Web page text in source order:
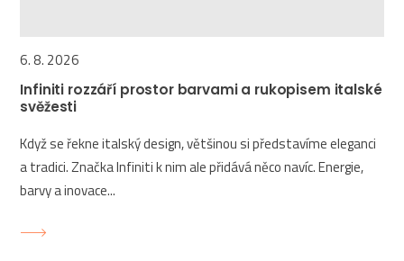
6. 8. 2026
Infiniti rozzáří prostor barvami a rukopisem italské
svěžesti
Když se řekne italský design, většinou si představíme eleganci
a tradici. Značka Infiniti k nim ale přidává něco navíc. Energie,
barvy a inovace...